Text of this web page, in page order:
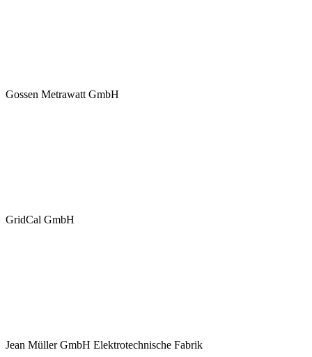
Gossen Metrawatt GmbH
GridCal GmbH
Jean Müller GmbH Elektrotechnische Fabrik